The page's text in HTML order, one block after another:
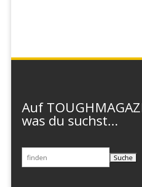
Auf
was du suchst...
Suchen
nach: